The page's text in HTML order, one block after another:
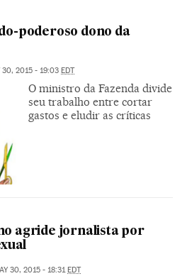
poderoso dono da
30, 2015 - 19:03 EDT
O ministro da Fazenda divide
seu trabalho entre cortar
gastos e eludir as críticas
agride jornalista por
30, 2015 - 18:31 EDT